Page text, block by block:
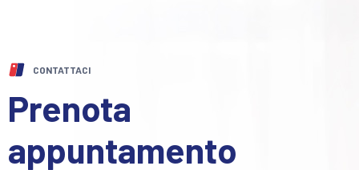
CONTATTACI
Prenota
appuntamento